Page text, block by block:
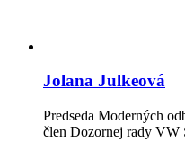
Jolana Julkeová
Predseda Moderných
člen Dozornej rady VW